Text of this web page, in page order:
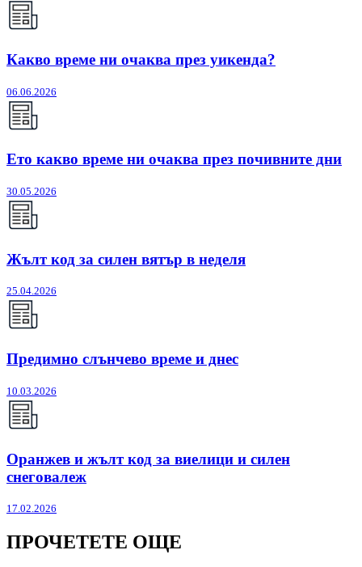
Какво време ни очаква през уикенда?
06.06.2026
Ето какво време ни очаква през почивните дни
30.05.2026
Жълт код за силен вятър в неделя
25.04.2026
Предимно слънчево време и днес
10.03.2026
Оранжев и жълт код за виелици и силен
снеговалеж
17.02.2026
ПРОЧЕТЕТЕ ОЩЕ